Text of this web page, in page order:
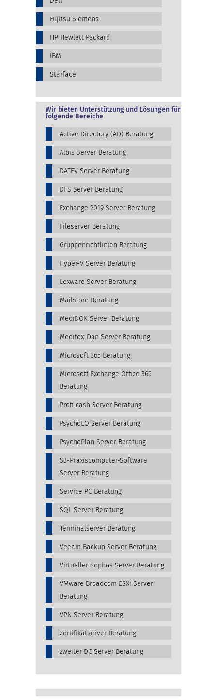
Fujitsu Siemens
HP Hewlett Packard
IBM
Starface
Wir bieten Unterstützung und Lösungen für
folgende Bereiche
Active Directory (AD) Beratung
Albis Server Beratung
DATEV Server Beratung
DFS Server Beratung
Exchange 2019 Server Beratung
Fileserver Beratung
Gruppenrichtlinien Beratung
Hyper-V Server Beratung
Lexware Server Beratung
Mailstore Beratung
MediDOK Server Beratung
Medifox-Dan Server Beratung
Microsoft 365 Beratung
Microsoft Exchange Office 365
Beratung
Profi cash Server Beratung
PsychoEQ Server Beratung
PsychoPlan Server Beratung
S3-Praxiscomputer-Software
Server Beratung
Service PC Beratung
SQL Server Beratung
Terminalserver Beratung
Veeam Backup Server Beratung
Virtueller Sophos Server Beratung
VMware Broadcom ESXi Server
Beratung
VPN Server Beratung
Zertifikatserver Beratung
zweiter DC Server Beratung